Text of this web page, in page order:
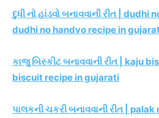
દુધી નો હાંડવો બનાવવાની રીત |
dudhi no handvo recipe in
કાજુ બિસ્કીટ બનાવવાની રીત | kaju
biscuit recipe in gujarati
પાલકની ચકરી બનાવવાની રીત |